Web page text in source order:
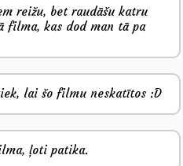
reižu, bet raudāšu katru
kas dod man tā pa
lai šo filmu neskatītos :D
ļoti patika.